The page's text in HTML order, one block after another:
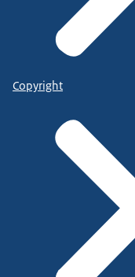
Copyright